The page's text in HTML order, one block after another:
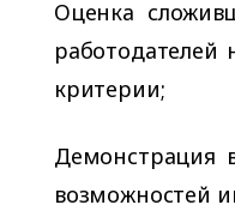
Оценка
работодателей
критерии;
Демонстрация
возможностей